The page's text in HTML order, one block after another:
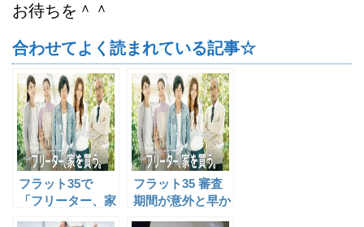
お待ちを＾＾
合わせてよく読まれている記事☆
フラット35で
「フリーター、家
を買う。」が現実
フラット35 審査
期間が意外と早か
った件